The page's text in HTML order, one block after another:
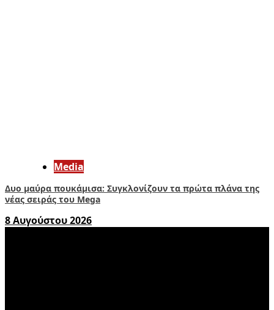
Media
Δυο μαύρα πουκάμισα: Συγκλονίζουν τα πρώτα πλάνα της
νέας σειράς του Mega
8 Αυγούστου 2026